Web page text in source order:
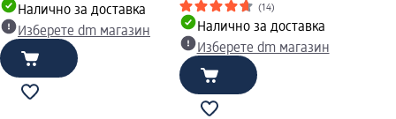
Налично за доставка
Изберете dm магазин
(14)
Налично за доставка
Изберете dm магазин